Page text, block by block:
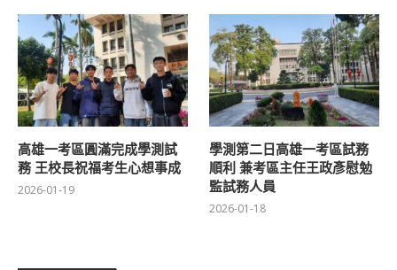
高雄一考區圓滿完成學測試
務 王校長祝福考生心想事成
2026-01-19
學測第二日高雄一考區試務
順利 兼考區主任王政彥慰勉
監試務人員
2026-01-18